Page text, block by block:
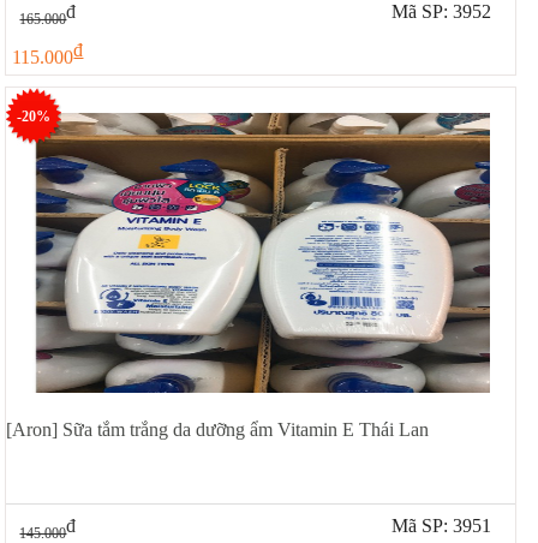
165.000đ
115.000đ
Mã SP: 3952
-20%
[Aron] Sữa tắm trắng da dưỡng ẩm Vitamin E Thái Lan
145.000đ Mã SP: 3951